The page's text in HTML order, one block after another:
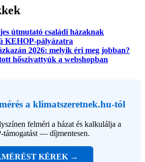
útmutató családi házaknak
KEHOP-pályázatra
2026: melyik éri meg jobban?
hőszivattyúk a webshopban
a klimatszeretnek.hu-tól
felméri a házat és kalkulálja a
— díjmentesen.
KÉREK →